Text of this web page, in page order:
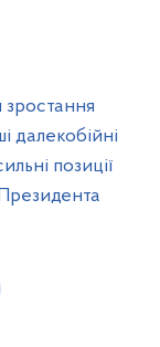
зростання
далекобійні
позиції